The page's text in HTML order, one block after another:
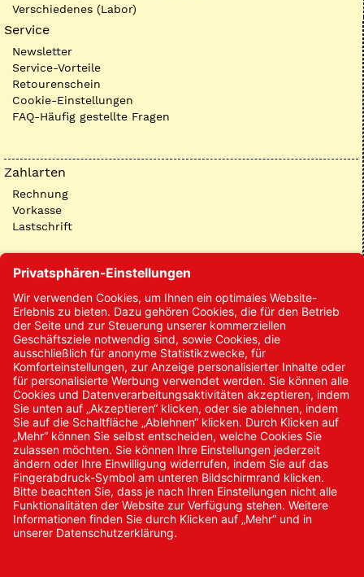
Verschiedenes (Labor)
Service
Newsletter
Service-Vorteile
Retourenschein
Cookie-Einstellungen
FAQ-Häufig gestellte Fragen
Zahlarten
Rechnung
Vorkasse
Lastschrift
Kontakt
Kontakt/Anfrage
Neukundenanmeldung
Kennwort vergessen
Bestellungen
Sendung verfolgen